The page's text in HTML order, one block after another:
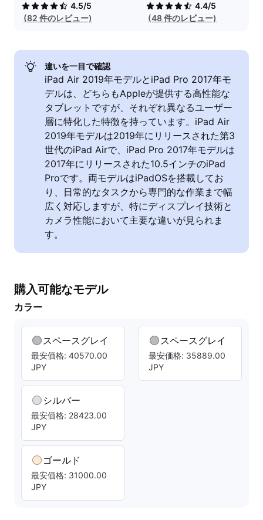
4.5/5
(82 件のレビュー)
4.4/5
(48 件のレビュー)
違いを一目で確認
iPad Air 2019年モデルとiPad Pro 2017年モ
デルは、どちらもAppleが提供する高性能な
タブレットですが、それぞれ異なるユーザー
層に特化した特徴を持っています。iPad Air
2019年モデルは2019年にリリースされた第3
世代のiPad Airで、iPad Pro 2017年モデルは
2017年にリリースされた10.5インチのiPad
Proです。両モデルはiPadOSを搭載してお
り、日常的なタスクから専門的な作業まで幅
広く対応しますが、特にディスプレイ技術と
カメラ性能において主要な違いが見られま
す。
購入可能なモデル
カラー
スペースグレイ
最安価格: 40570.00
JPY
シルバー
最安価格: 28423.00
JPY
ゴールド
最安価格: 31000.00
JPY
スペースグレイ
最安価格: 35889.00
JPY